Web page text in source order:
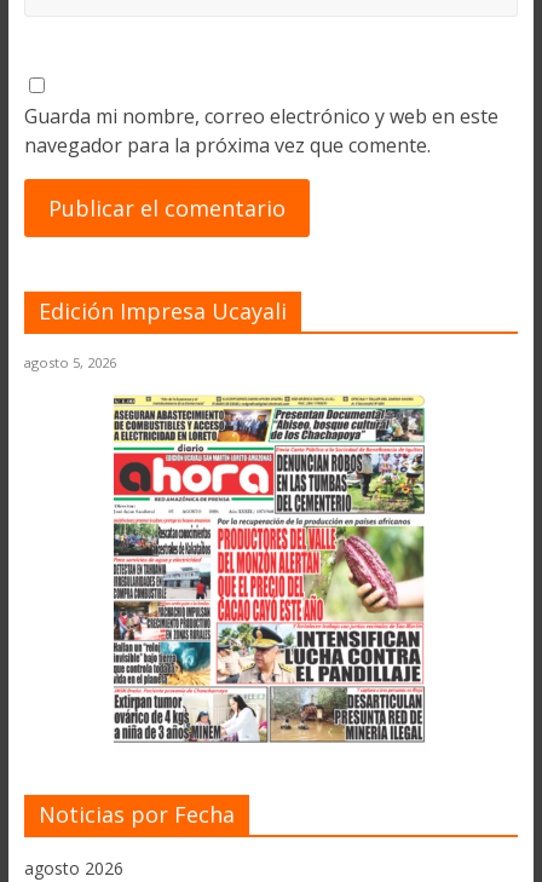
Guarda mi nombre, correo electrónico y web en este
navegador para la próxima vez que comente.
Edición Impresa Ucayali
agosto 5, 2026
Noticias por Fecha
agosto 2026